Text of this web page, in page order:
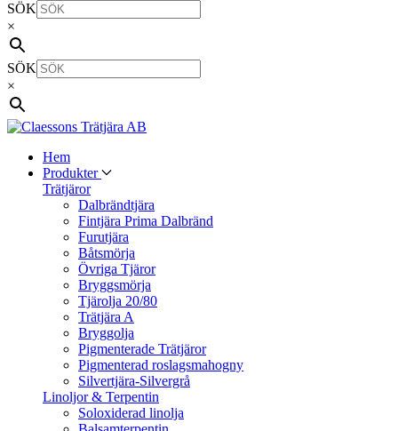
SÖK
×
SÖK
×
Hem
Produkter
Trätjäror
Dalbrändtjära
Fintjära Prima Dalbränd
Furutjära
Båtsmörja
Övriga Tjäror
Bryggsmörja
Tjärolja 20/80
Trätjära A
Bryggolja
Pigmenterade Trätjäror
Pigmenterad roslagsmahogny
Silvertjära-Silvergrå
Linoljor & Terpentin
Soloxiderad linolja